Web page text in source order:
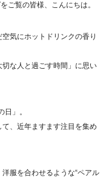
ご覧の皆様、こんにちは。
気にホットドリンクの香り
な人と過ごす時間」に思い
」。
、近年ますます注目を集め
服を合わせるような“ペアル